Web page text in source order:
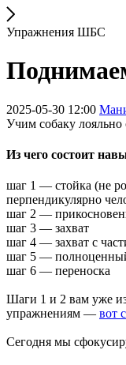
Упражнения ШБС
2025-05-30 12:00
Учим собаку лояльно
Из чего состоит
шаг 1 — стойка (не
перпендикулярно
шаг 2 —
шаг 3 — захват
шаг 4 — захват с
шаг 5 —
шаг 6 — переноска
Шаги 1 и 2 вам уже
упражнениям — вот
Сегодня мы